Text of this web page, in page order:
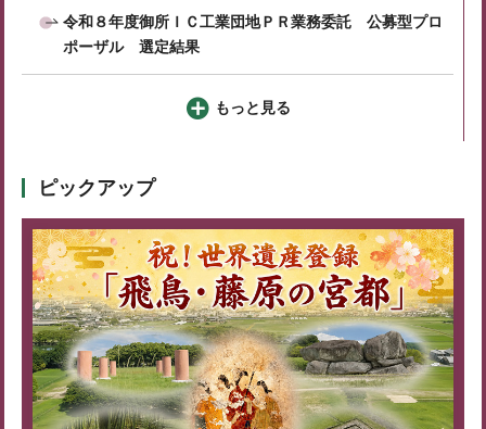
令和８年度御所ＩＣ工業団地ＰＲ業務委託 公募型プロ
ポーザル 選定結果
もっと見る
ピックアップ